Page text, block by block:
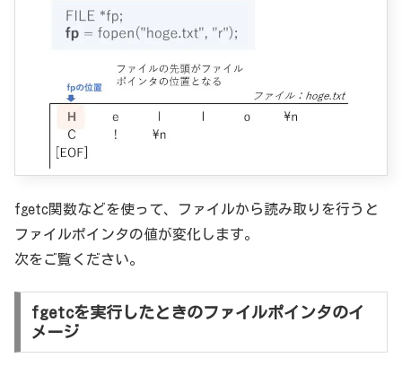
fgetc関数などを使って、ファイルから読み取りを行うと
ファイルポインタの値が変化します。
次をご覧ください。
fgetcを実行したときのファイルポインタのイ
メージ